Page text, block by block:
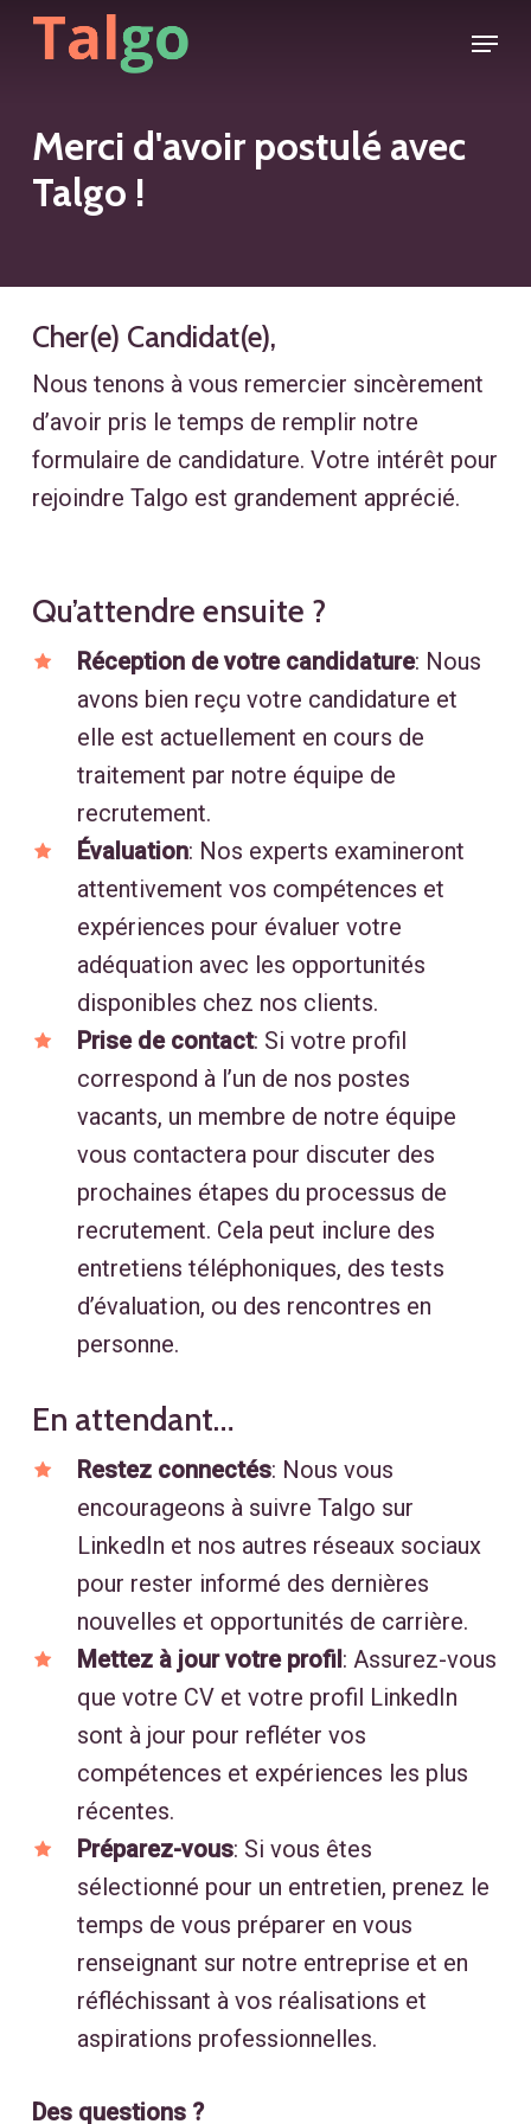
Skip
content
Menu
Merci d'avoir postulé avec
Talgo !
Cher(e) Candidat(e),
Nous tenons à vous remercier sincèrement
d’avoir pris le temps de remplir notre
formulaire de candidature. Votre intérêt pour
rejoindre Talgo est grandement apprécié.
Qu’attendre ensuite ?
Réception de votre candidature: Nous
avons bien reçu votre candidature et
elle est actuellement en cours de
traitement par notre équipe de
recrutement.
Évaluation: Nos experts examineront
attentivement vos compétences et
expériences pour évaluer votre
adéquation avec les opportunités
disponibles chez nos clients.
Prise de contact: Si votre profil
correspond à l’un de nos postes
vacants, un membre de notre équipe
vous contactera pour discuter des
prochaines étapes du processus de
recrutement. Cela peut inclure des
entretiens téléphoniques, des tests
d’évaluation, ou des rencontres en
personne.
En attendant…
Restez connectés: Nous vous
encourageons à suivre Talgo sur
LinkedIn et nos autres réseaux sociaux
pour rester informé des dernières
nouvelles et opportunités de carrière.
Mettez à jour votre profil : Assurez-vous
que votre CV et votre profil LinkedIn
sont à jour pour refléter vos
compétences et expériences les plus
récentes.
Préparez-vous: Si vous êtes
sélectionné pour un entretien, prenez le
temps de vous préparer en vous
renseignant sur notre entreprise et en
réfléchissant à vos réalisations et
aspirations professionnelles.
Des questions ?